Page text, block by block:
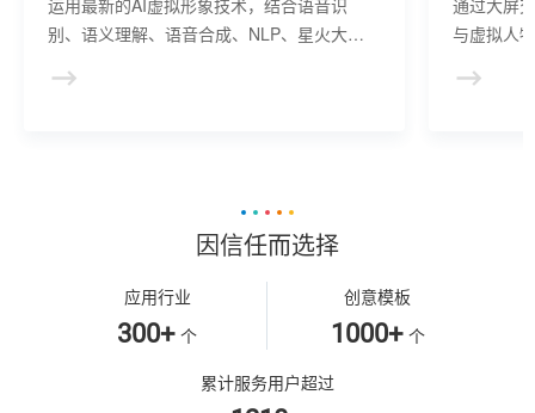
别、语义理解、语音合成、NLP、星火大模
建、AI驱动、多模态交互的多场景虚拟人产
与虚拟人
景，可广
因信任而选择
应用行业
300+ 个
创意模板
1000+ 个
累计服务用户超过